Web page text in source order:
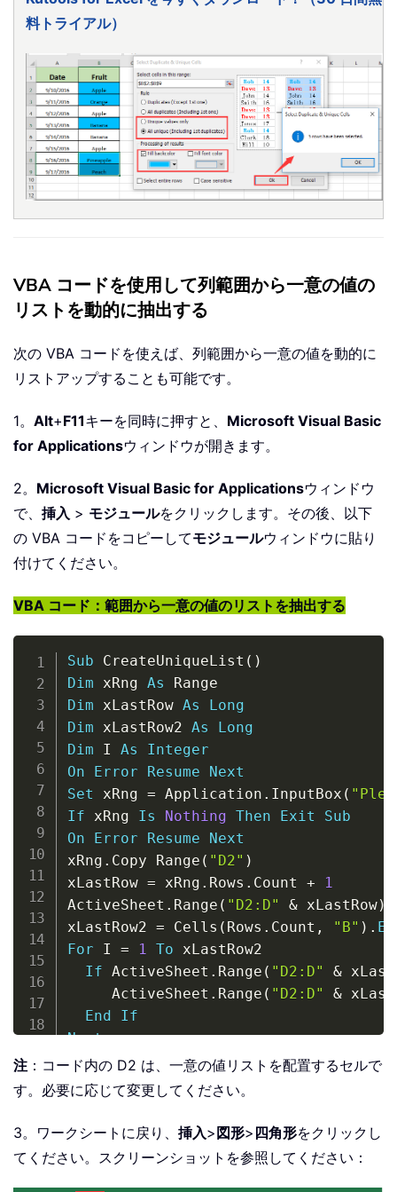
料トライアル）
VBA コードを使用して列範囲から一意の値の
リストを動的に抽出する
次の VBA コードを使えば、列範囲から一意の値を動的に
リストアップすることも可能です。
1。 Alt+F11キーを同時に押すと、 Microsoft Visual Basic
for Applicationsウィンドウが開きます。
2。 Microsoft Visual Basic for Applicationsウィンドウ
で、 挿入 > モジュールをクリックします。その後、以下
の VBA コードをコピーしてモジュールウィンドウに貼り
付けてください。
VBA コード：範囲から一意の値のリストを抽出する
Sub CreateUniqueList ( )
Dim xRng As
Dim xLastRow As
Long
Dim xLastRow2 As
Long
Dim I As
Integer
On
Error Resume
Next
Set xRng = Application . InputBox (
If xRng Is Nothing Then Exit
Sub
On
Error Resume
Next
xRng . Copy Range ( "D2" )
xLastRow = xRng . Rows . Count +
1
ActiveSheet . Range ( "D2:D" & xLastRow)
xLastRow2 = Cells ( Rows . Count , "B" ) .
For I = 1 To xLastRow2
If ActiveSheet . Range ( "D2:D" &
     ActiveSheet
. Range ( "D2:D" &
End
If
Next
End Sub
注 ：コード内の D2 は、一意の値リストを配置するセルで
す。必要に応じて変更してください。
3。ワークシートに戻り、 挿入>図形> 四角形をクリックし
てください。スクリーンショットを参照してください：